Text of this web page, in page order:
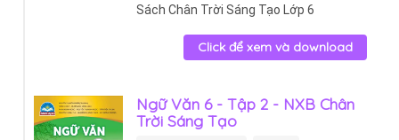
Sách Chân Trời Sáng Tạo Lớp 6
Click để xem và download
Ngữ Văn 6 - Tập 2 - NXB Chân
Trời Sáng Tạo